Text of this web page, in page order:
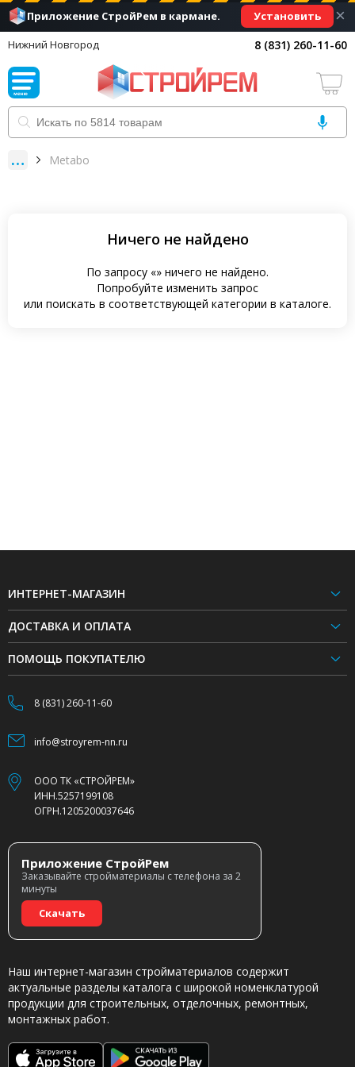
Приложение СтройРем в кармане. Установить ×
Нижний Новгород 8 (831) 260-11-60
Metabo
Ничего не найдено
По запросу «» ничего не найдено.
Попробуйте изменить запрос
или поискать в соответствующей категории в каталоге.
ИНТЕРНЕТ-МАГАЗИН
ДОСТАВКА И ОПЛАТА
ПОМОЩЬ ПОКУПАТЕЛЮ
8 (831) 260-11-60
info@stroyrem-nn.ru
ООО ТК «СТРОЙРЕМ»
ИНН.5257199108
ОГРН.1205200037646
Приложение СтройРем
Заказывайте стройматериалы с телефона за 2
минуты
Скачать
Наш интернет-магазин стройматериалов содержит
актуальные разделы каталога с широкой номенклатурой
продукции для строительных, отделочных, ремонтных,
монтажных работ.